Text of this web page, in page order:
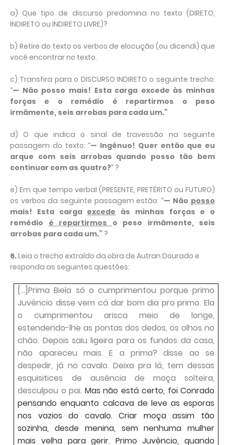
a) Que tipo de discurso predomina no texto (DIRETO,
INDIRETO ou INDIRETO LIVRE)?
b) Retire do texto os verbos de elocução (ou dicendi) que
você encontrar no texto.
c) Transfira para o DISCURSO INDIRETO o seguinte trecho:
“— Não posso mais! Esta carga excede às minhas
forças e o remédio é repartirmos o peso
irmãmente, seis arrobas para cada um.”
d) O que indica o sinal de travessão na seguinte
passagem do texto: “— Ingênuo! Quer então que eu
arque com seis arrobas quando posso tão bem
continuar com as quatro?” ?
e) Em que tempo verbal (PRESENTE, PRETÉRITO ou FUTURO)
os verbos da seguinte passagem estão: “— Não posso
mais! Esta carga excede às minhas forças e o
remédio é repartirmos o peso irmãmente, seis
arrobas para cada um.” ?
6.Leia o trecho extraído da obra de Autran Dourado e
responda as seguintes questões:
[...]Prima Biela só o cumprimentou porque primo
Juvêncio disse vem cá dar bom dia pro primo. Ela
o cumprimentou arisca meio de longe,
estendendo-lhe as pontas dos dedos, os olhos no
chão. Depois saiu ligeira para os fundos da casa,
não apareceu mais. E a prima? disse ao se
despedir, já no cavalo. Deixa pra lá, tem dessas
esquisitices de ausência de moça solteira,
desculpou o pai. Mas não está certo, foi Conrado
pensando enquanto calcava de leve as esporas
nos vazios do cavalo. Criar moça assim tão
sozinha, desde menina, sem nenhuma mulher
mais velha para gerir. Primo Juvêncio, quando